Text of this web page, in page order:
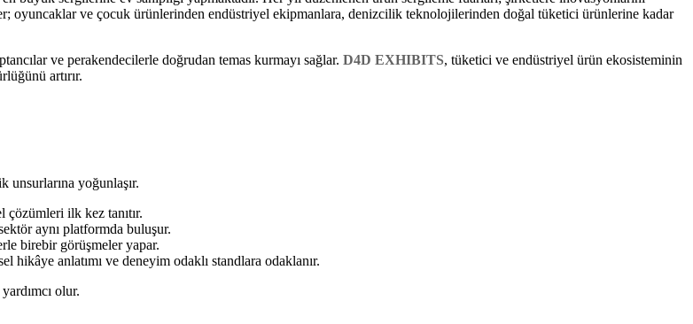
oyuncaklar ve çocuk ürünlerinden endüstriyel ekipmanlara, denizcilik teknolojilerinden doğal tüketici ürünlerine kadar
ve perakendecilerle doğrudan temas kurmayı sağlar. D4D EXHIBITS, tüketici ve endüstriyel ürün ekosisteminin
artırır.
yoğunlaşır.
ilk kez tanıtır.
aynı platformda buluşur.
birebir görüşmeler yapar.
hikâye anlatımı ve deneyim odaklı standlara odaklanır.
olur.